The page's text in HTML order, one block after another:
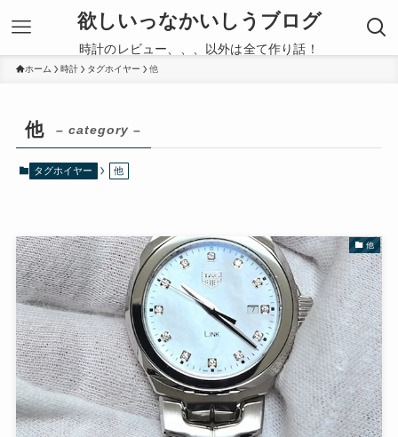
欲しいっなかいしうブログ
時計のレビュー、、、以外は全て作り話！
ホーム 時計 タグホイヤー 他
他 – category –
タグホイヤー 他
他